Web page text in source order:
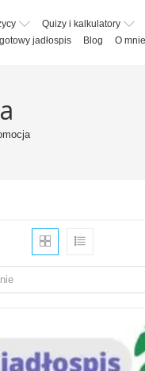
Quizy i kalkulatory
jadłospis
Blog O mnie